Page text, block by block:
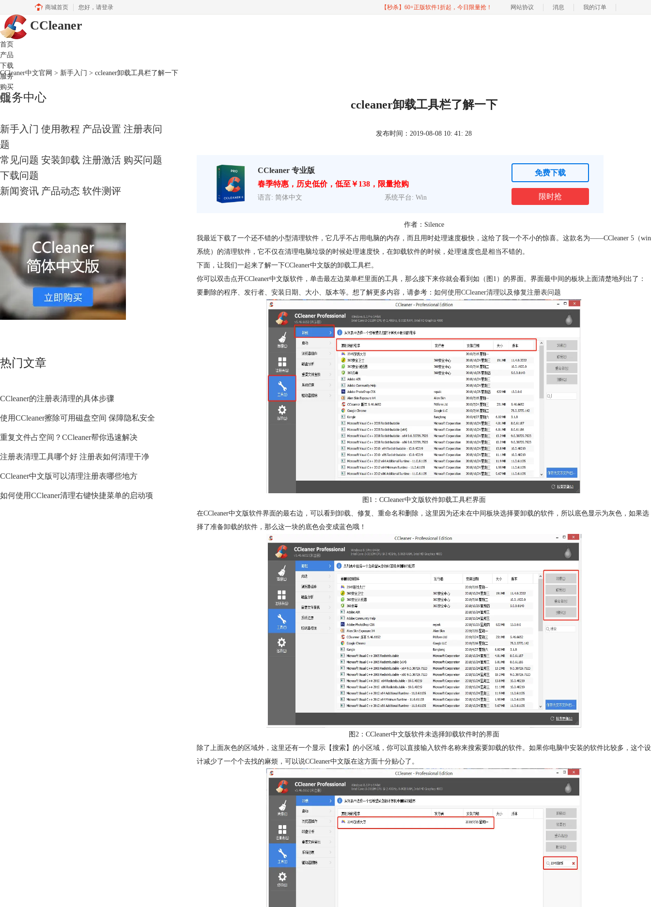
商城首页 您好， 请登录 【秒杀】60+正版软件1折起，今日限量抢！ 网站协议 消息 我的订单
CCleaner
首页
产品
下载
服务
购买
CCleaner中文官网 > 新手入门 > ccleaner卸载工具栏了解一下
服务中心
新手入门 使用教程 产品设置 注册表问
题
常见问题 安装卸载 注册激活 购买问题
下载问题
新闻资讯 产品动态 软件测评
热门文章
CCleaner的注册表清理的具体步骤
使用CCleaner擦除可用磁盘空间 保障隐私安全
重复文件占空间？CCleaner帮你迅速解决
注册表清理工具哪个好 注册表如何清理干净
CCleaner中文版可以清理注册表哪些地方
如何使用CCleaner清理右键快捷菜单的启动项
ccleaner卸载工具栏了解一下
发布时间：2019-08-08 10: 41: 28
CCleaner 专业版
春季特惠，历史低价，低至￥138，限量抢购
语言: 简体中文 系统平台: Win
免费下载
限时抢
作者：Silence
我最近下载了一个还不错的小型清理软件，它几乎不占用电脑的内存，而且用时处理速度极快，这给了我一个不小的惊喜。这款名为——CCleaner 5（win
系统）的清理软件，它不仅在清理电脑垃圾的时候处理速度快，在卸载软件的时候，处理速度也是相当不错的。
下面，让我们一起来了解一下CCleaner中文版的卸载工具栏。
你可以双击点开CCleaner中文版软件，单击最左边菜单栏里面的工具，那么接下来你就会看到如（图1）的界面。界面最中间的板块上面清楚地列出了：
要删除的程序、发行者、安装日期、大小、版本等。想了解更多内容，请参考： 如何使用CCleaner清理以及修复注册表问题
图1：CCleaner中文版软件卸载工具栏界面
在CCleaner中文版软件界面的最右边，可以看到卸载、修复、重命名和删除，这里因为还未在中间板块选择要卸载的软件，所以底色显示为灰色，如果选
择了准备卸载的软件，那么这一块的底色会变成蓝色哦！
图2：CCleaner中文版软件未选择卸载软件时的界面
除了上面灰色的区域外，这里还有一个显示【搜索】的小区域，你可以直接输入软件名称来搜索要卸载的软件。如果你电脑中安装的软件比较多，这个设
计减少了一个个去找的麻烦，可以说CCleaner中文版在这方面十分贴心了。